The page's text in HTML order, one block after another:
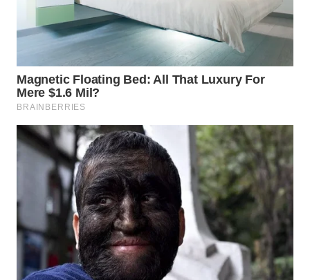
WAHANA
TRAVEL
WAHANA
TV
WAHANANEWS
ID
WAHANANEWS
CO ID
WAHANANEWS
NET